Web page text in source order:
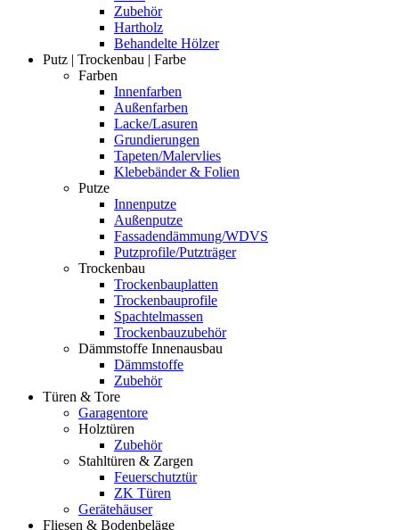
Zubehör
Hartholz
Behandelte Hölzer
Putz | Trockenbau | Farbe
Farben
Innenfarben
Außenfarben
Lacke/Lasuren
Grundierungen
Tapeten/Malervlies
Klebebänder & Folien
Putze
Innenputze
Außenputze
Fassadendämmung/WDVS
Putzprofile/Putzträger
Trockenbau
Trockenbauplatten
Trockenbauprofile
Spachtelmassen
Trockenbauzubehör
Dämmstoffe Innenausbau
Dämmstoffe
Zubehör
Türen & Tore
Garagentore
Holztüren
Zubehör
Stahltüren & Zargen
Feuerschutztür
ZK Türen
Gerätehäuser
Fliesen & Bodenbeläge